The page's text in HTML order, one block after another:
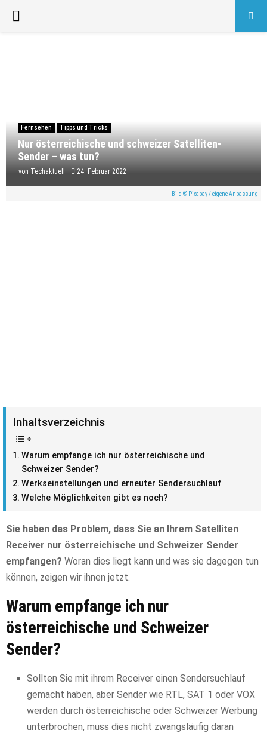
PRIMARY
Fernsehen Tipps und Tricks
Nur österreichische und schweizer Satelliten-
Sender – was tun?
von Techaktuell 24. Februar 2022
Bild © Pixabay / eigene Anpassung
Inhaltsverzeichnis
Warum empfange ich nur österreichische und
Schweizer Sender?
Werkseinstellungen und erneuter Sendersuchlauf
Welche Möglichkeiten gibt es noch?
Sie haben das Problem, dass Sie an Ihrem Satelliten
Receiver nur österreichische und Schweizer Sender
empfangen? Woran dies liegt kann und was sie dagegen tun
können, zeigen wir ihnen jetzt.
Warum empfange ich nur
österreichische und Schweizer
Sender?
Sollten Sie mit ihrem Receiver einen Sendersuchlauf
gemacht haben, aber Sender wie RTL, SAT 1 oder VOX
werden durch österreichische oder Schweizer Werbung
unterbrochen, muss dies nicht zwangsläufig daran